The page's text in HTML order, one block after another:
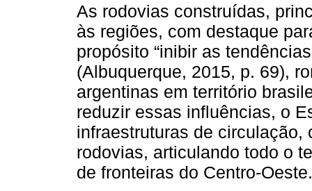
As rodovias construídas,
às regiões, com destaque
propósito “inibir as
(Albuquerque, 2015, p. 69),
argentinas em território
reduzir essas influências, o
infraestruturas de circulação,
rodovias, articulando todo o
de fronteiras do Centro-Oeste.